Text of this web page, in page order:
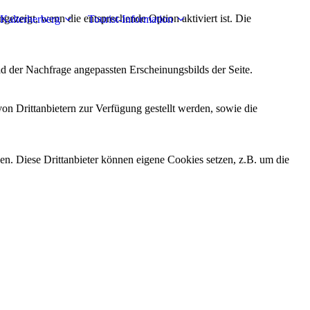
Tourist-Information
wenn die entsprechende Option aktiviert ist. Die
Nachfrage angepassten Erscheinungsbilds der Seite.
Drittanbietern zur Verfügung gestellt werden, sowie die
Diese Drittanbieter können eigene Cookies setzen, z.B. um die